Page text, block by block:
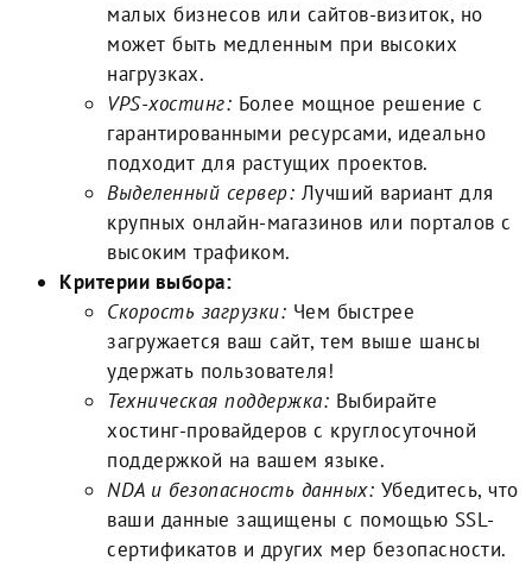
малых бизнесов или сайтов-визиток, но
может быть медленным при высоких
нагрузках.
VPS-хостинг: Более мощное решение с
гарантированными ресурсами, идеально
подходит для растущих проектов.
Выделенный сервер: Лучший вариант для
крупных онлайн-магазинов или порталов с
высоким трафиком.
Критерии выбора:
Скорость загрузки: Чем быстрее
загружается ваш сайт, тем выше шансы
удержать пользователя!
Техническая поддержка: Выбирайте
хостинг-провайдеров с круглосуточной
поддержкой на вашем языке.
NDA и безопасность данных: Убедитесь, что
ваши данные защищены с помощью SSL-
сертификатов и других мер безопасности.